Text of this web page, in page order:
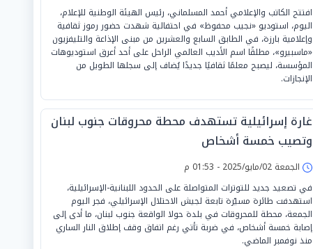
افتتح الكاتب والإعلامي أحمد المسلماني، رئيس الهيئة الوطنية للإعلام،
اليوم، استوديو «نجيب محفوظ» في احتفالية شهدت حضور رموز ثقافية
وإعلامية بارزة، في الطابق السابع والعشرين من مبنى الإذاعة والتليفزيون
«ماسبيرو»، مطلقًا اسم الأديب العالمي الراحل على أحد أعرق استوديوهات
المؤسسة، ليصبح معلمًا ثقافيًا جديدًا يُضاف إلى سجلها الطويل من
الإنجازات.
غارة إسرائيلية تستهدف محطة محروقات جنوب لبنان
وتصيب خمسة أشخاص
الجمعة 02/مايو/2025 - 01:53 م
في تصعيد جديد للتوترات المتواصلة على الحدود اللبنانية-الإسرائيلية،
استهدفت طائرة مسيّرة تابعة لجيش الاحتلال الإسرائيلي، فجر اليوم
الجمعة، محطة للمحروقات في بلدة حولا الواقعة جنوب لبنان، ما أدى إلى
إصابة خمسة أشخاص، في ضربة تأتي رغم اتفاق وقف إطلاق النار الساري
منذ نوفمبر الماضي.